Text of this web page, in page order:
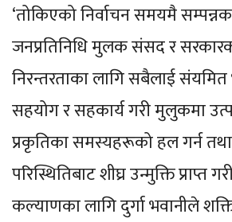
‘तोकिएको निर्वाचन समयमै
जनप्रतिनिधि मुलक संसद र
निरन्तरताका लागि सबैलाई
सहयोग र सहकार्य गरी मुलुकमा
प्रकृतिका समस्यहरूको हल गर्न
परिस्थितिबाट शीघ्र उन्मुक्ति प्राप्त
कल्याणका लागि दुर्गा भवानीले